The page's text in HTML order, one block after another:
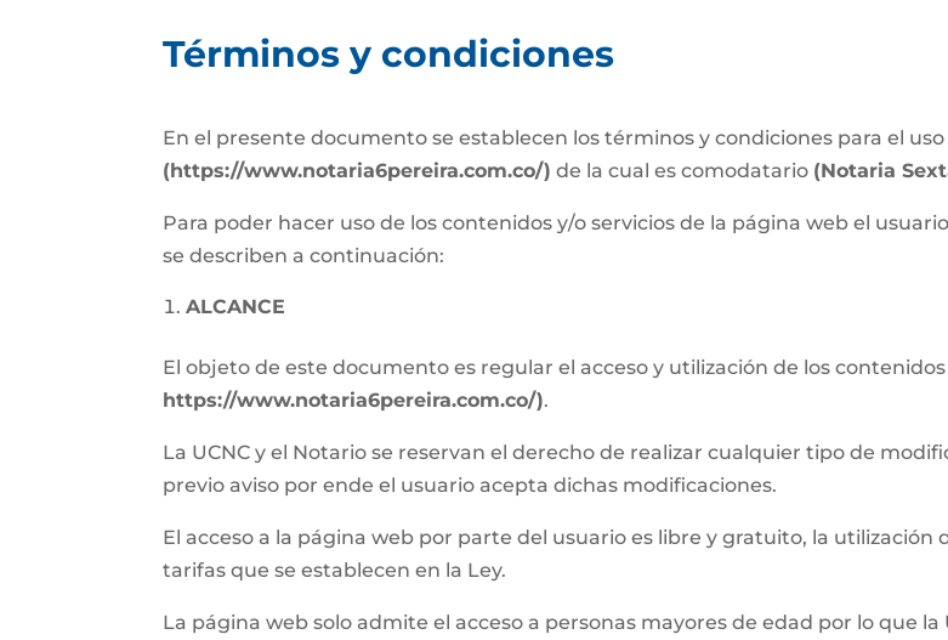
Términos y condiciones
En el presente documento se establecen los términos y condiciones para el
(https://www.notaria6pereira.com.co/) de la cual es comodatario (Notaria
Para poder hacer uso de los contenidos y/o servicios de la página web el
se describen a continuación:
ALCANCE
El objeto de este documento es regular el acceso y utilización de los
https://www.notaria6pereira.com.co/).
La UCNC y el Notario se reservan el derecho de realizar cualquier tipo de
previo aviso por ende el usuario acepta dichas modificaciones.
El acceso a la página web por parte del usuario es libre y gratuito, la
tarifas que se establecen en la Ley.
La página web solo admite el acceso a personas mayores de edad por lo que